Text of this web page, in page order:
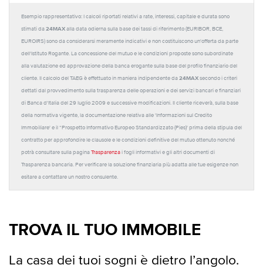
Esempio rappresentativo: I calcoli riportati relativi a rate, interessi, capitale e durata sono
stimati da 24MAX alla data odierna sulla base dei tassi di riferimento (EURIBOR, BCE,
EUROIRS) sono da considerarsi meramente indicativi e non costituiscono un'offerta da parte
dell'Istituto Rogante. La concessione del mutuo e le condizioni proposte sono subordinate
alla valutazione ed approvazione della banca erogante sulla base del profilo finanziario del
cliente. Il calcolo del TAEG è effettuato in maniera indipendente da 24MAX secondo i criteri
dettati dal provvedimento sulla trasparenza delle operazioni e dei servizi bancari e finanziari
di Banca d'Italia del 29 luglio 2009 e successive modificazioni. Il cliente riceverà, sulla base
della normativa vigente, la documentazione relativa alle 'Informazioni sul Credito
Immobiliare' e il “Prospetto Informativo Europeo Standardizzato (Pies)' prima della stipula del
contratto per approfondire le clausole e le condizioni definitive del mutuo ottenuto nonché
potrà consultare sulla pagina Trasparenza i fogli informativi e gli altri documenti di
Trasparenza bancaria. Per verificare la soluzione finanziaria più adatta alle tue esigenze non
esitare a contattare un nostro consulente.
TROVA IL TUO IMMOBILE
La casa dei tuoi sogni è dietro l’angolo.